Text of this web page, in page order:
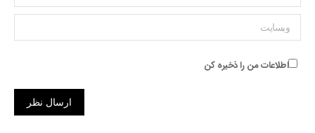
وبسایت
اطلاعات من را ذخیره کن
ارسال نظر